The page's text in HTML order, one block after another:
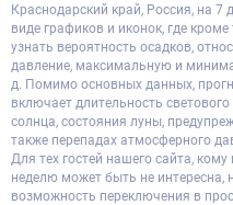
Краснодарский край, Россия, на
виде графиков и иконок, где
узнать вероятность осадков,
давление, максимальную и
д. Помимо основных данных,
включает длительность
солнца, состояния луны,
также перепадах атмосферного
Для тех гостей нашего сайта,
неделю может быть не интересна,
возможность переключения в